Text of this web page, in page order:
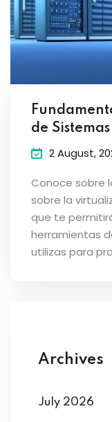
de Sistemas
2 August,
Conoce sobre
sobre la
que te
herramientas
utilizas para
Archives
July 2026